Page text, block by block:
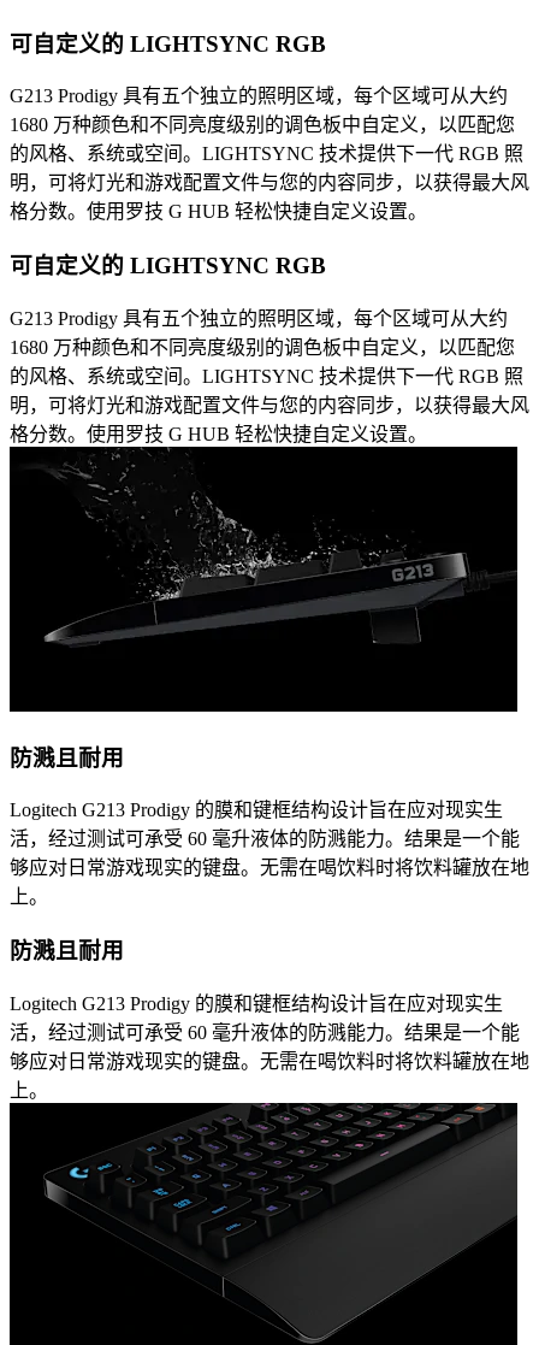
可自定义的 LIGHTSYNC RGB
G213 Prodigy 具有五个独立的照明区域，每个区域可从大约
1680 万种颜色和不同亮度级别的调色板中自定义，以匹配您
的风格、系统或空间。LIGHTSYNC 技术提供下一代 RGB 照
明，可将灯光和游戏配置文件与您的内容同步，以获得最大风
格分数。使用罗技 G HUB 轻松快捷自定义设置。
可自定义的 LIGHTSYNC RGB
G213 Prodigy 具有五个独立的照明区域，每个区域可从大约
1680 万种颜色和不同亮度级别的调色板中自定义，以匹配您
的风格、系统或空间。LIGHTSYNC 技术提供下一代 RGB 照
明，可将灯光和游戏配置文件与您的内容同步，以获得最大风
格分数。使用罗技 G HUB 轻松快捷自定义设置。
防溅且耐用
Logitech G213 Prodigy 的膜和键框结构设计旨在应对现实生
活，经过测试可承受 60 毫升液体的防溅能力。结果是一个能
够应对日常游戏现实的键盘。无需在喝饮料时将饮料罐放在地
上。
防溅且耐用
Logitech G213 Prodigy 的膜和键框结构设计旨在应对现实生
活，经过测试可承受 60 毫升液体的防溅能力。结果是一个能
够应对日常游戏现实的键盘。无需在喝饮料时将饮料罐放在地
上。